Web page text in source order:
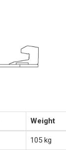
Weight
105 kg